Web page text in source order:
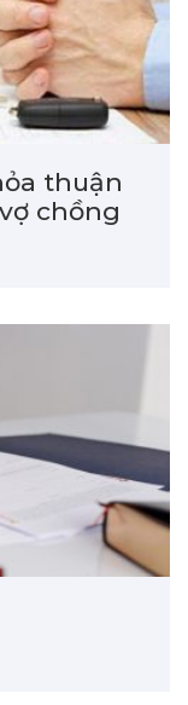
thuận
chồng